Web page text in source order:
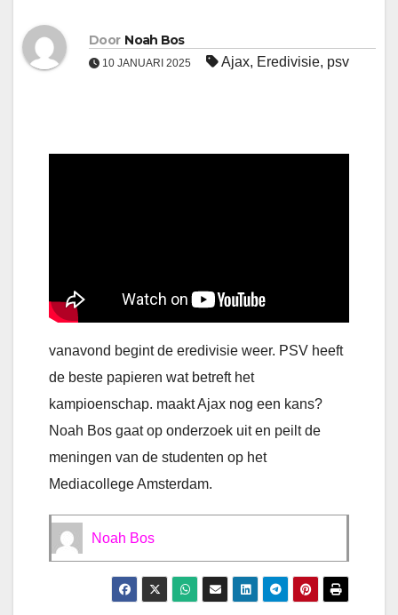
Door Noah Bos
10 JANUARI 2025 Ajax, Eredivisie, psv
vanavond begint de eredivisie weer. PSV heeft
de beste papieren wat betreft het
kampioenschap. maakt Ajax nog een kans?
Noah Bos gaat op onderzoek uit en peilt de
meningen van de studenten op het
Mediacollege Amsterdam.
Noah Bos